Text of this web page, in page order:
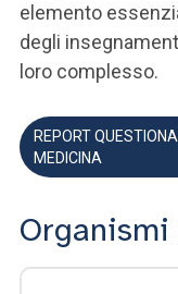
elemento
degli
loro complesso.
REPORT
MEDICINA